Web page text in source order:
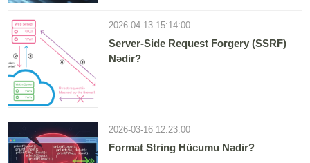
2026-04-13 15:14:00
Server-Side Request Forgery (SSRF)
Nədir?
2026-03-16 12:23:00
Format String Hücumu Nədir?